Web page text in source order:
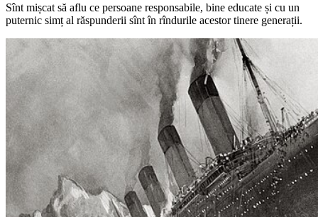
Sînt mișcat să aflu ce persoane responsabile, bine educate și cu un
puternic simț al răspunderii sînt în rîndurile acestor tinere generații.